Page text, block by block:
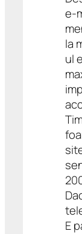
e-
la
ul
E